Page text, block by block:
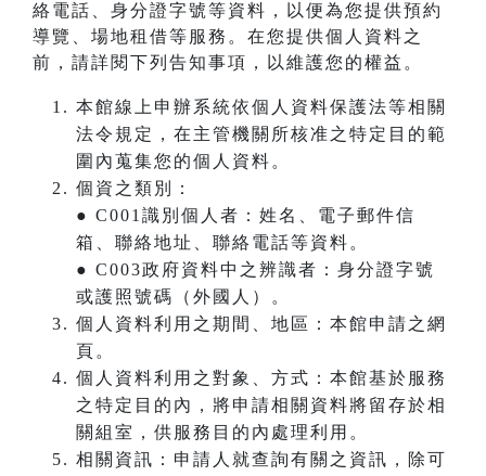
絡電話、身分證字號等資料，以便為您提供預約
導覽、場地租借等服務。在您提供個人資料之
前，請詳閱下列告知事項，以維護您的權益。
本館線上申辦系統依個人資料保護法等相關
法令規定，在主管機關所核准之特定目的範
圍內蒐集您的個人資料。
個資之類別：
● C001識別個人者：姓名、電子郵件信
箱、聯絡地址、聯絡電話等資料。
● C003政府資料中之辨識者：身分證字號
或護照號碼（外國人）。
個人資料利用之期間、地區：本館申請之網
頁。
個人資料利用之對象、方式：本館基於服務
之特定目的內，將申請相關資料將留存於相
關組室，供服務目的內處理利用。
相關資訊：申請人就查詢有關之資訊，除可